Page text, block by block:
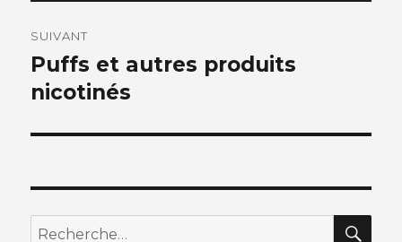
SUIVANT
Article
suivant :
Puffs et autres produits
nicotinés
Recherche